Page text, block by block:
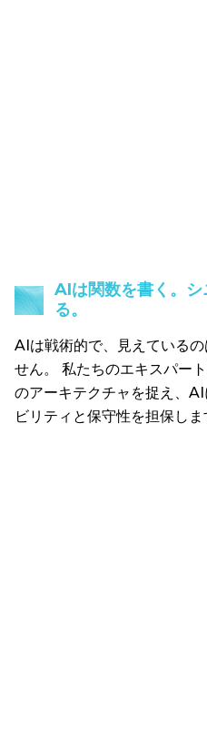
AIは関数を書く。
る。
AIは戦術的で、見えている
せん。 私たちのエキスパー
のアーキテクチャを捉え、
ビリティと保守性を担保しま